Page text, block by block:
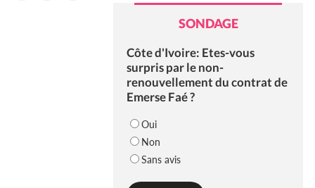
SONDAGE
Côte d'Ivoire: Etes-vous
surpris par le non-
renouvellement du contrat de
Emerse Faé ?
Oui
Non
Sans avis